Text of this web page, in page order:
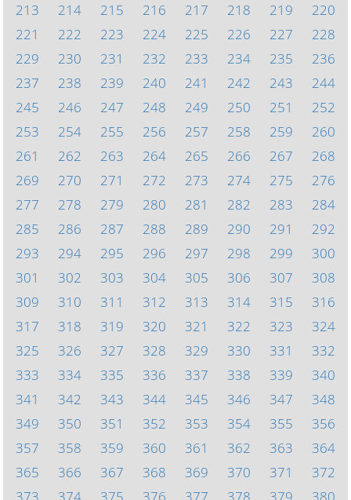
213
214 215 216 217 218 219
220
221
222 223 224 225 226 227
228
229
230 231 232 233 234 235
236
237
238 239 240 241 242 243
244
245
246 247 248 249 250 251
252
253
254 255 256 257 258 259
260
261
262 263 264 265 266 267
268
269
270 271 272 273 274 275
276
277
278 279 280 281 282 283
284
285
286 287 288 289 290 291
292
293
294 295 296 297 298 299
300
301
302 303 304 305 306 307
308
309
310 311 312 313 314 315
316
317
318 319 320 321 322 323
324
325
326 327 328 329 330 331
332
333
334 335 336 337 338 339
340
341
342 343 344 345 346 347
348
349
350 351 352 353 354 355
356
357
358 359 360 361 362 363
364
365
366 367 368 369 370 371
372